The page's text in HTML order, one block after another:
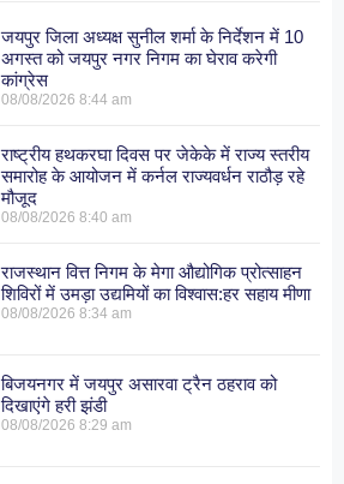
जयपुर जिला अध्यक्ष सुनील शर्मा के निर्देशन में 10
अगस्त को जयपुर नगर निगम का घेराव करेगी
कांग्रेस
08/08/20268:44 am
राष्ट्रीय हथकरघा दिवस पर जेकेके में राज्य स्तरीय
समारोह के आयोजन में कर्नल राज्यवर्धन राठौड़ रहे
मौजूद
08/08/20268:40 am
राजस्थान वित्त निगम के मेगा औद्योगिक प्रोत्साहन
शिविरों में उमड़ा उद्यमियों का विश्वास:हर सहाय मीणा
08/08/20268:34 am
बिजयनगर में जयपुर असारवा ट्रैन ठहराव को
दिखाएंगे हरी झंडी
08/08/20268:29 am